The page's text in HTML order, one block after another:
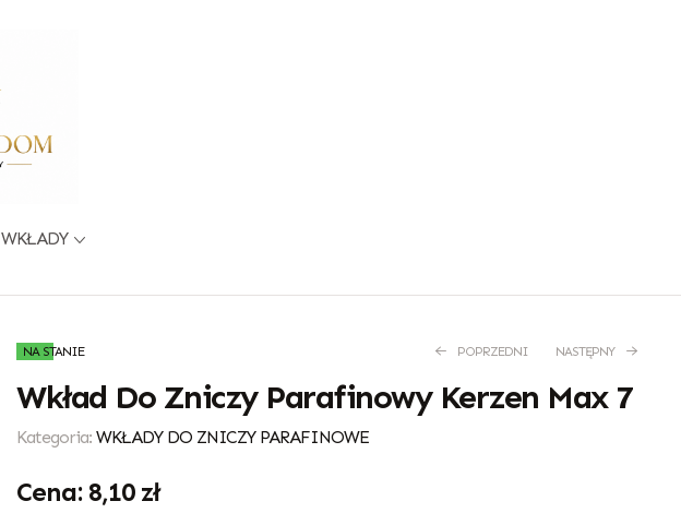
WKŁADY
NA STANIE POPRZEDNI NASTĘPNY
Wkład Do Zniczy Parafinowy Kerzen Max 7
Kategoria:WKŁADY DO ZNICZY PARAFINOWE
8,10 zł